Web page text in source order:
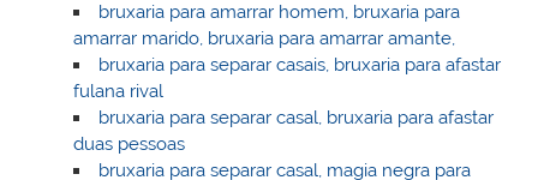
bruxaria para amarrar homem, bruxaria para
amarrar marido, bruxaria para amarrar amante,
bruxaria para separar casais, bruxaria para afastar
fulana rival
bruxaria para separar casal, bruxaria para afastar
duas pessoas
bruxaria para separar casal, magia negra para